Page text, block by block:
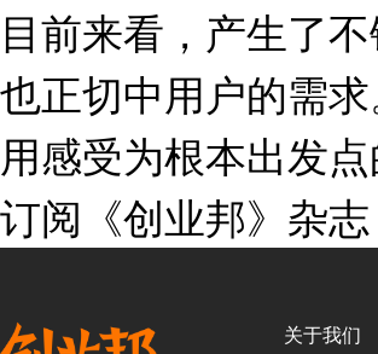
目前来看，产生了
也正切中用户的需
用感受为根本出发
订阅《创业邦》杂
关于我们